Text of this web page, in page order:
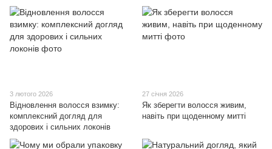
3 лютого 2026
Відновлення волосся взимку:
комплексний догляд для
здорових і сильних локонів
27 січня 2026
Як зберегти волосся живим,
навіть при щоденному митті